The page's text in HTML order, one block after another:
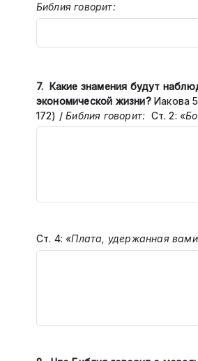
Библия говорит:
7. Какие знамения будут
экономической жизни? Иакова
172) /Библия говорит: Ст. 2:
Ст. 4: «Плата, удержанная вами